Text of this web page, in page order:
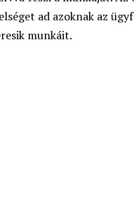
ad azoknak az
munkáit.